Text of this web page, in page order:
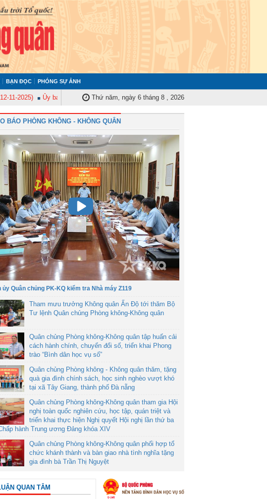
BẠN ĐỌC PHÓNG SỰ ẢNH
Ủy ban Kiểm tra Quân ủy Trung ương tập huấn nghiệp vụ công tác kiểm tra, giám sát
Thứ năm, ngày 6 tháng 8 , 2026
BÁO PHÒNG KHÔNG - KHÔNG QUÂN
ủy Quân chủng PK-KQ kiểm tra Nhà máy Z119
Tham mưu trưởng Không quân Ấn Độ tới thăm Bộ
Tư lệnh Quân chủng Phòng không-Không quân
Quân chủng Phòng không-Không quân tập huấn cải
cách hành chính, chuyển đổi số, triển khai Phong
trào “Bình dân học vụ số”
Quân chủng Phòng không - Không quân thăm, tặng
quà gia đình chính sách, học sinh nghèo vượt khó
tại xã Tây Giang, thành phố Đà nẵng
Quân chủng Phòng không-Không quân tham gia Hội
nghị toàn quốc nghiên cứu, học tập, quán triệt và
triển khai thực hiện Nghị quyết Hội nghị lần thứ ba
hành Trung ương Đảng khóa XIV
Quân chủng Phòng không-Không quân phối hợp tổ
chức khánh thành và bàn giao nhà tình nghĩa tặng
gia đình bà Trần Thị Nguyệt
QUAN TÂM